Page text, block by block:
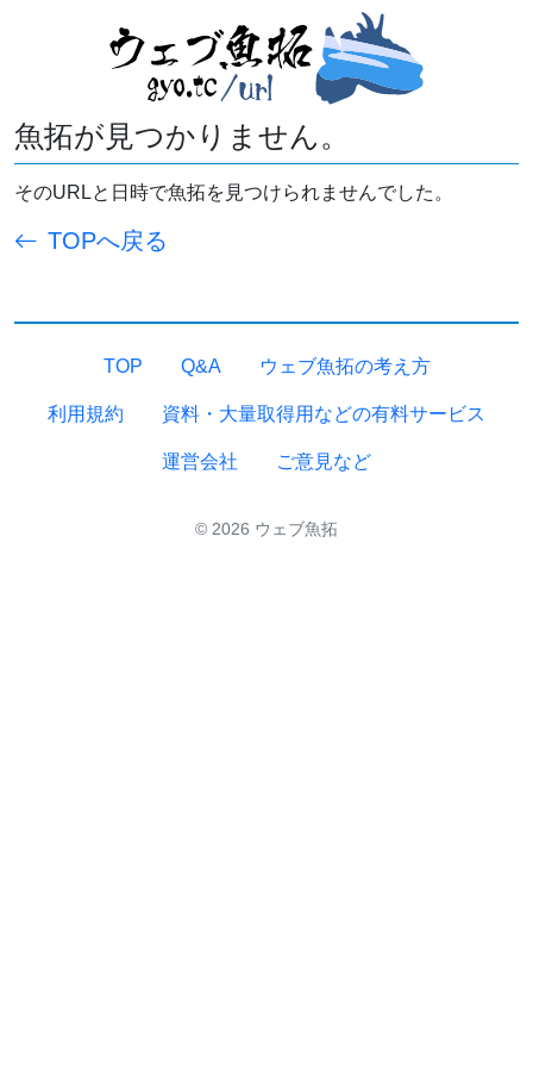
魚拓が見つかりません。
そのURLと日時で魚拓を見つけられませんでした。
TOPへ戻る
TOP Q&A ウェブ魚拓の考え方
利用規約 資料・大量取得用などの有料サービス
運営会社 ご意見など
© 2026 ウェブ魚拓